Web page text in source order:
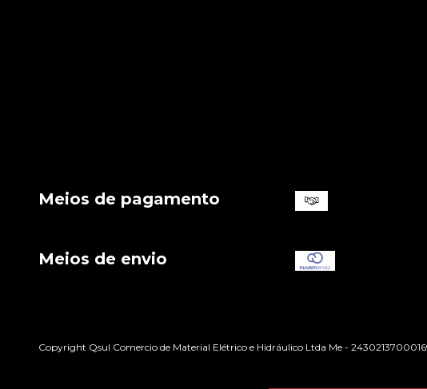
Meios de pagamento
Meios de envio
Copyright Qsul Comercio de Material Elétrico e Hidráulico Ltda Me -